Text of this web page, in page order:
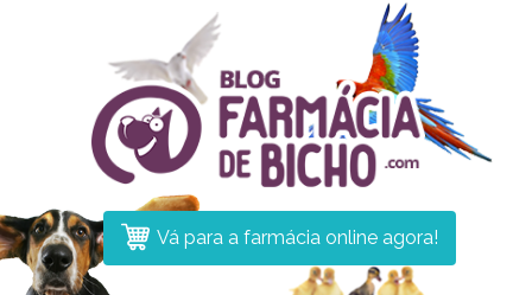
Vá para a farmácia online agora!